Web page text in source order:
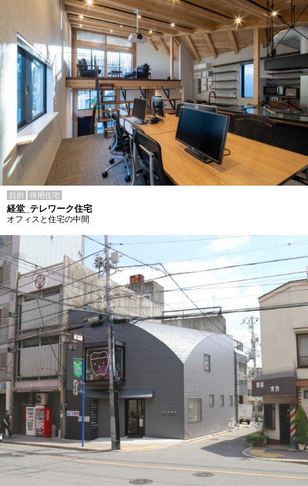
目的 併用住宅
経堂_テレワーク住宅
オフィスと住宅の中間